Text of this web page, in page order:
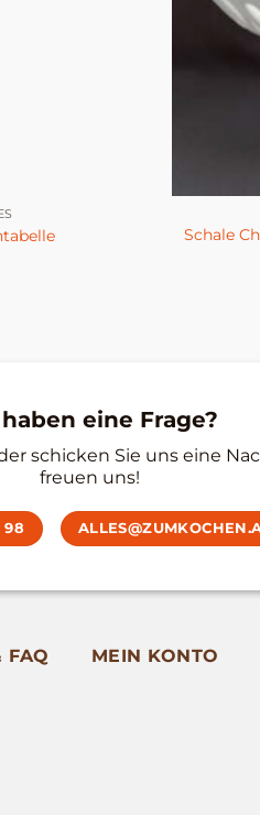
Schale
eine Frage?
schicken Sie uns eine
freuen uns!
98
FAQ MEIN KONTO